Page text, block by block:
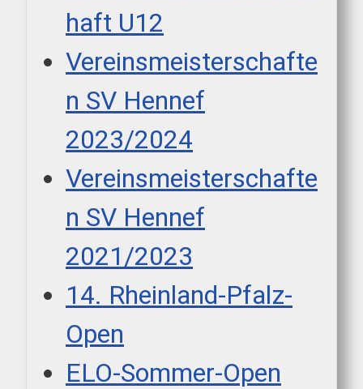
haft U12
Vereinsmeisterschafte
n SV Hennef
2023/2024
Vereinsmeisterschafte
n SV Hennef
2021/2023
14. Rheinland-Pfalz-
Open
ELO-Sommer-Open